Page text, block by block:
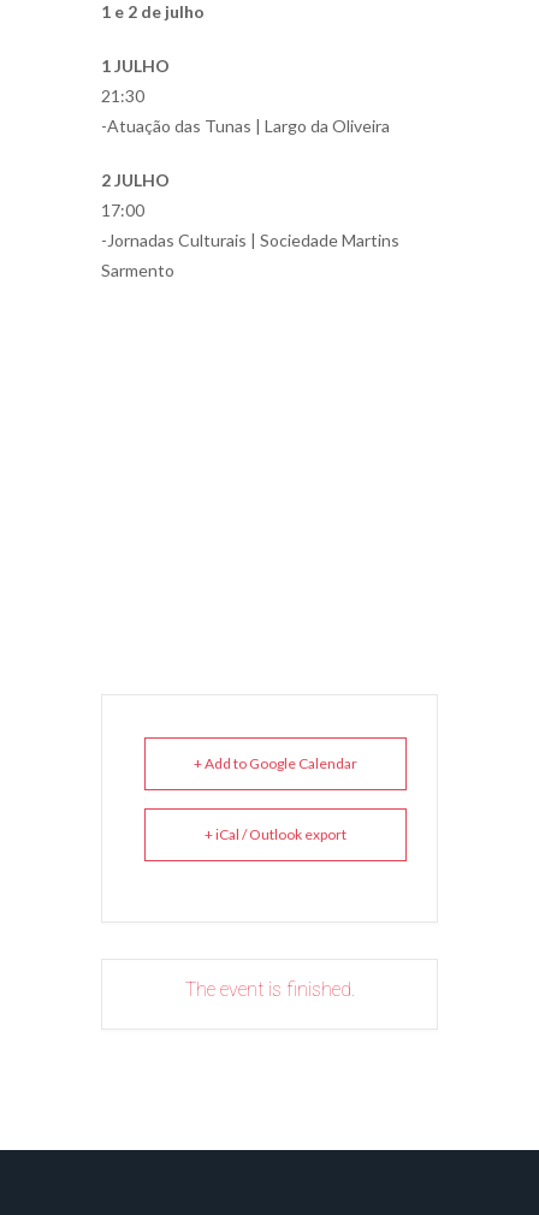
1 e 2 de julho
1 JULHO
21:30
-Atuação das Tunas | Largo da Oliveira
2 JULHO
17:00
-Jornadas Culturais | Sociedade Martins
Sarmento
+ Add to Google Calendar
+ iCal / Outlook export
The event is finished.